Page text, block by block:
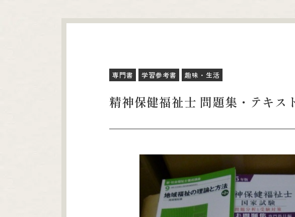
専門書 学習参考書 趣味・生活
精神保健福祉士 問題集・テキ